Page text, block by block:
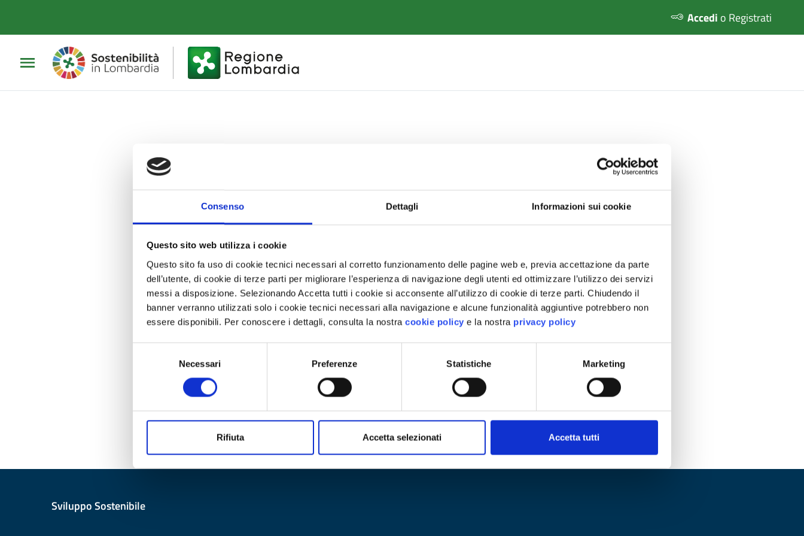
Consenso Dettagli Informazioni sui cookie
Questo sito web utilizza i cookie
Questo sito fa uso di cookie tecnici necessari al corretto funzionamento delle pagine web e, previa accettazione da parte
dell’utente, di cookie di terze parti per migliorare l’esperienza di navigazione degli utenti ed ottimizzare l’utilizzo dei servizi
messi a disposizione. Selezionando Accetta tutti i cookie si acconsente all’utilizzo di cookie di terze parti. Chiudendo il
banner verranno utilizzati solo i cookie tecnici necessari alla navigazione e alcune funzionalità aggiuntive potrebbero non
essere disponibili. Per conoscere i dettagli, consulta la nostra cookie policy e la nostra privacy policy
Necessari Preferenze Statistiche Marketing
Rifiuta Accetta selezionati Accetta tutti
Accedi o Registrati
Sviluppo Sostenibile